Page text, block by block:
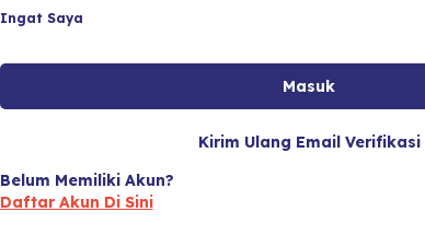
Ingat Saya
Kirim Ulang Email Verifikasi
Belum Memiliki Akun?
Daftar Akun Di Sini